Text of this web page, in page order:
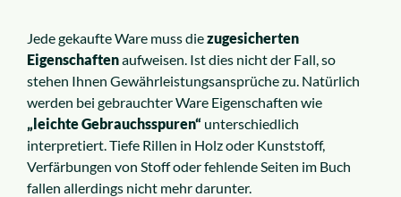
Jede gekaufte Ware muss diezugesicherten
Eigenschaftenaufweisen. Ist dies nicht der Fall, so
stehen Ihnen Gewährleistungsansprüche zu. Natürlich
werden bei gebrauchter Ware Eigenschaften wie
„leichte Gebrauchsspuren“ unterschiedlich
interpretiert. Tiefe Rillen in Holz oder Kunststoff,
Verfärbungen von Stoff oder fehlende Seiten im Buch
fallen allerdings nicht mehr darunter.